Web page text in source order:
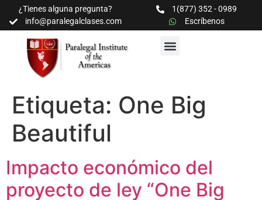
¿Tienes alguna pregunta?
1(877) 352 - 0989
info@paralegalclases.com
Escríbenos
Etiqueta: One Big
Beautiful
Impacto económico del
proyecto de ley “One Big